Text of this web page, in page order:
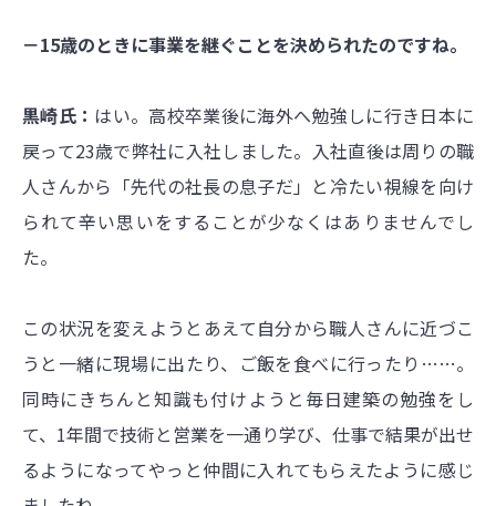
－15歳のときに事業を継ぐことを決められたのですね。
黒崎氏： はい。高校卒業後に海外へ勉強しに行き日本に
戻って23歳で弊社に入社しました。入社直後は周りの職
人さんから「先代の社長の息子だ」と冷たい視線を向け
られて辛い思いをすることが少なくはありませんでし
た。
この状況を変えようとあえて自分から職人さんに近づこ
うと一緒に現場に出たり、ご飯を食べに行ったり……。
同時にきちんと知識も付けようと毎日建築の勉強をし
て、1年間で技術と営業を一通り学び、仕事で結果が出せ
るようになってやっと仲間に入れてもらえたように感じ